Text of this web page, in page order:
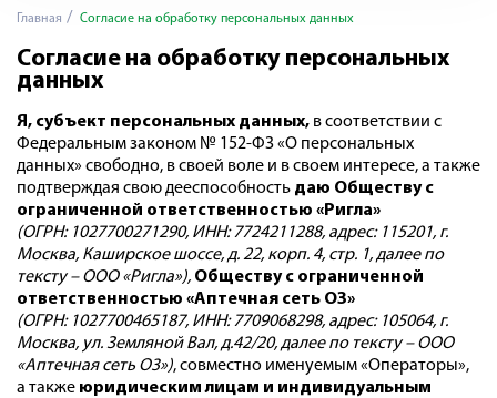
Главная Согласие на обработку персональных данных
Согласие на обработку персональных
данных
Я, субъект персональных данных, в соответствии с
Федеральным законом № 152-ФЗ «О персональных
данных» свободно, в своей воле и в своем интересе, а также
подтверждая свою дееспособность даю Обществу с
ограниченной ответственностью «Ригла»
(ОГРН: 1027700271290, ИНН: 7724211288, адрес: 115201, г.
Москва, Каширское шоссе, д. 22, корп. 4, стр. 1, далее по
тексту – ООО «Ригла»), Обществу с ограниченной
ответственностью «Аптечная сеть О3»
(ОГРН: 1027700465187, ИНН: 7709068298, адрес: 105064, г.
Москва, ул. Земляной Вал, д.42/20, далее по тексту – ООО
«Аптечная сеть О3»), совместно именуемым «Операторы»,
а также юридическим лицам и индивидуальным